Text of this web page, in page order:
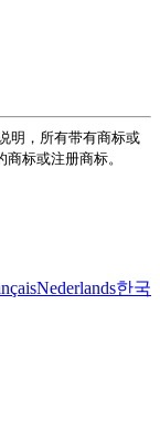
明，所有带有商标或
标或注册商标。
Nederlands한국